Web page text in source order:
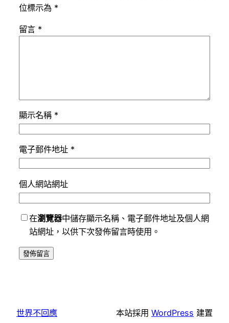
位標示為 *
留言 *
顯示名稱 *
電子郵件地址 *
個人網站網址
在瀏覽器中儲存顯示名稱、電子郵件地址及個人網
站網址，以供下次發佈留言時使用。
世界不回應 本站採用 WordPress 建置